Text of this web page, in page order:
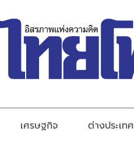
เศรษฐกิจ ต่างประเทศ